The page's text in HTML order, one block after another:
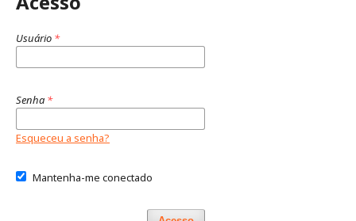
Usuário *
Senha *
Esqueceu a senha?
Mantenha-me conectado